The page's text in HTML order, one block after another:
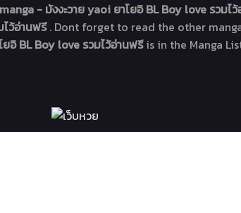
- มังงะวาย yaoi ยาโยอิ BL Boy love รวมไ
ไว้อ่านฟรี. Dont forget to read the other
อิ BL Boy love รวมไว้อ่านฟรีis in the Manga